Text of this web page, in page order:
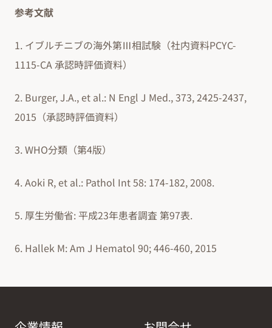
参考文献
1. イブルチニブの海外第Ⅲ相試験（社内資料PCYC-
1115-CA 承認時評価資料）
2. Burger, J.A., et al.: N Engl J Med., 373, 2425-2437,
2015（承認時評価資料）
3. WHO分類（第4版）
4. Aoki R, et al.: Pathol Int 58: 174-182, 2008.
5. 厚生労働省: 平成23年患者調査 第97表.
6. Hallek M: Am J Hematol 90; 446-460, 2015